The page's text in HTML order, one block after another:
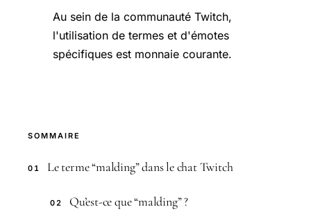
Au sein de la communauté Twitch,
l'utilisation de termes et d'émotes
spécifiques est monnaie courante.
SOMMAIRE
01 Le terme “malding” dans le chat Twitch
02 Qu’est-ce que “malding” ?